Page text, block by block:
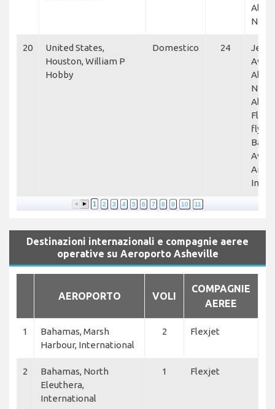
20
United States,
Houston, William P
Hobby
Domestico 24
Jet
1 2 3 4 5 6 7 8 9 10 11
Destinazioni internazionali e compagnie aeree
operative su Aeroporto Asheville
AEROPORTO VOLI
COMPAGNIE
AEREE
1
Bahamas, Marsh
Harbour, International
2 Flexjet
2
Bahamas, North
Eleuthera,
International
1 Flexjet